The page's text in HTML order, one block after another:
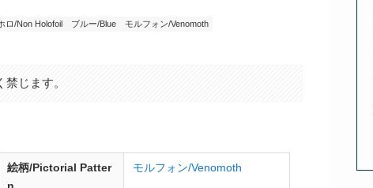
ロ/Non Holofoil ブルー/Blue
モルフォン/Venomoth
じます。
絵柄/Pictorial Patter
モルフォン/Venomoth